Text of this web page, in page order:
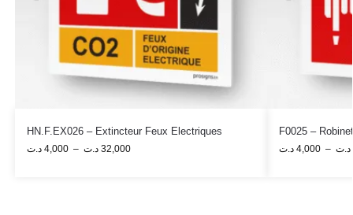
HN.F.EX026 – Extincteur Feux Electriques
4,000 د.ت – 32,000 د.ت
F0025 –
4,000 د.ت – د.ت